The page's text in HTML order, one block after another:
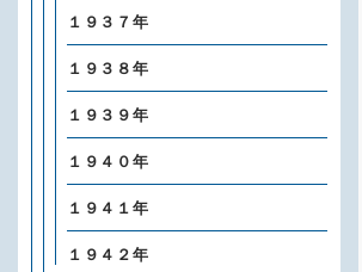
１９３７年
１９３８年
１９３９年
１９４０年
１９４１年
１９４２年